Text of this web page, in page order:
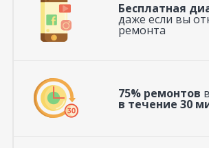
Бесплатная
даже если вы
ремонта
75% ремонтов
в течение 30